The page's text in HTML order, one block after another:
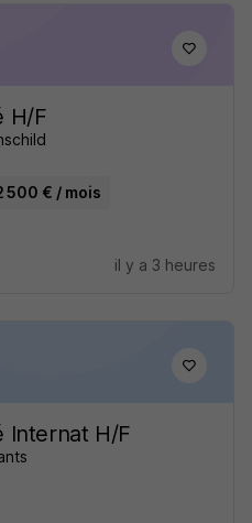
H/F
500 € / mois
il y a 3 heures
Internat H/F